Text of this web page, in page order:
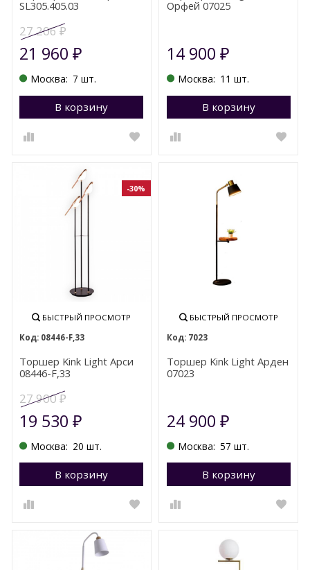
SL305.405.03
27 206₽
21 960₽
Москва: 7 шт.
В корзину Перейти в корзину
Орфей 07025
14 900 ₽
Москва: 11 шт.
В корзину
-30%
БЫСТРЫЙ ПРОСМОТР
08446-F,33
Торшер Kink Light Арси
08446-F,33
27 900₽
19 530₽
Москва: 20 шт.
В корзину Перейти в корзину
БЫСТРЫЙ ПРОСМОТР
7023
Торшер Kink Light Арден
07023
24 900 ₽
Москва: 57 шт.
В корзину